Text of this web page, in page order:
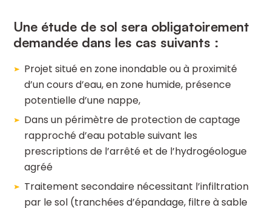
Une étude de sol sera obligatoirement
demandée dans les cas suivants :
Projet situé en zone inondable ou à proximité
d’un cours d’eau, en zone humide, présence
potentielle d’une nappe,
Dans un périmètre de protection de captage
rapproché d’eau potable suivant les
prescriptions de l’arrêté et de l’hydrogéologue
agréé
Traitement secondaire nécessitant l’infiltration
par le sol (tranchées d’épandage, filtre à sable